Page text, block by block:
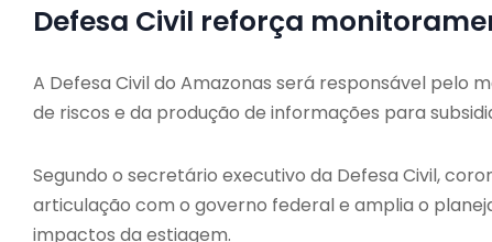
Defesa Civil reforça
A Defesa Civil do Amazonas será responsável
de riscos e da produção de informações para
Segundo o secretário executivo da Defesa Civil,
articulação com o governo federal e amplia o
impactos da estiagem.